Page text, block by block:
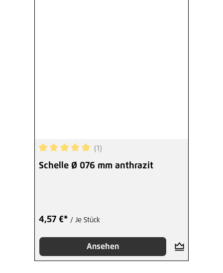
Durchschnittliche Bewertung von 5 von 5
(1)
Schelle Ø 076 mm anthrazit
4,57 €* / Je Stück
Ansehen